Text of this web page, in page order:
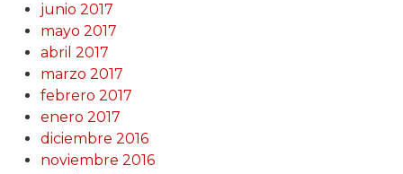
junio 2017
mayo 2017
abril 2017
marzo 2017
febrero 2017
enero 2017
diciembre 2016
noviembre 2016